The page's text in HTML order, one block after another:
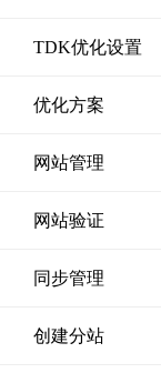
TDK优化设置
优化方案
网站管理
网站验证
同步管理
创建分站